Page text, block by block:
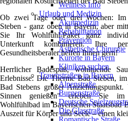
Ob zwei Tage oder drei Wochen: Im
Steben - ganz oben in Bayern, aber
Sie Ihr Wohlfühl-Paket ganz
Unterkunft kombinieren. Ihre
Gesundheitsberater helfen Ihnen gern!
Herrlicher Badespaß, wohltuende
Erlebnisse: Die Therme Bad Steben,
Bad Stebens großer
Sinnen genießen" erleben Sie im
Wohlfühlbad im Bayerischen Staatsbad
Auszeit für Körper und Seele – einen
Wellness Info
Urlaub und Medizin
Akutmedizin
Rehabilitation
Prävention
Ästhetische Chirurgie
Kurorte in Bayern
Kliniken suchen
Traumstraßen in Bayern
Alpenstraße
Burgenstraße
Deutsche
Die Glasstraße
Romantische Straße